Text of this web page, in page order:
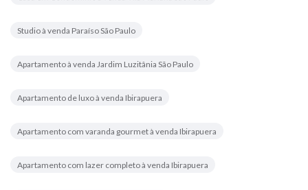
Studio à venda Paraíso São Paulo
Apartamento à venda Jardim Luzitânia São Paulo
Apartamento de luxo à venda Ibirapuera
Apartamento com varanda gourmet à venda Ibirapuera
Apartamento com lazer completo à venda Ibirapuera